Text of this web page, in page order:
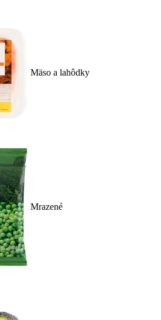
Mäso a lahôdky
Mrazené